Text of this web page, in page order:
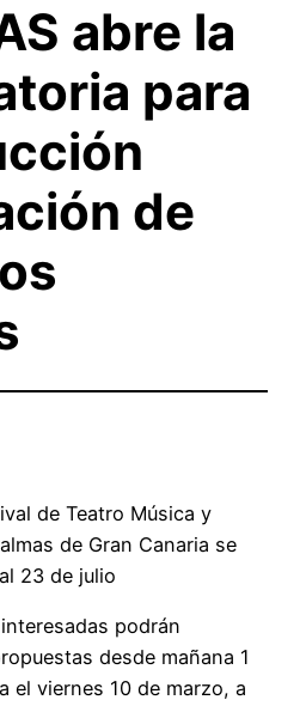
abre la
para
de
de Teatro Música y
de Gran Canaria se
23 de julio
podrán
desde mañana 1
el viernes 10 de marzo, a